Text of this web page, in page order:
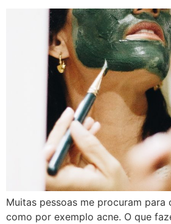
Muitas pessoas me procuram para
como por exemplo acne. O que